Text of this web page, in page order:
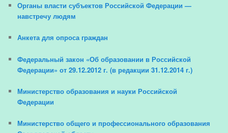
Органы власти субъектов Российской Федерации —
навстречу людям
Анкета для опроса граждан
Федеральный закон «Об образовании в Российской
Федерации» от 29.12.2012 г. (в редакции 31.12.2014 г.)
Министерство образования и науки Российской
Федерации
Министерство общего и профессионального образования